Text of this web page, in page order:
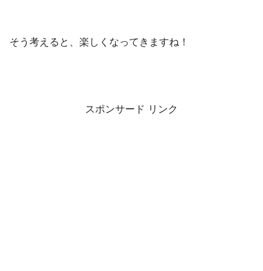
そう考えると、楽しくなってきますね！
スポンサード リンク